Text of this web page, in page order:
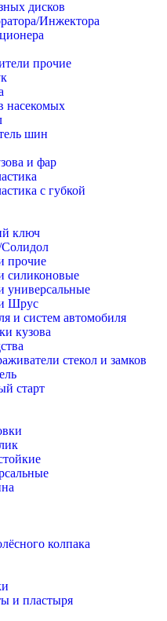
дисков
Инжектора
прочие
насекомых
шин
и фар
с губкой
ключ
прочие
силиконовые
универсальные
Шрус
и систем автомобиля
кузова
стекол и замков
старт
колпака
и пластыря